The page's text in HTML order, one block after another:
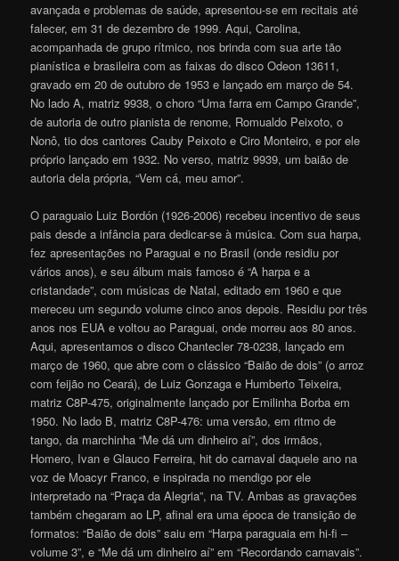
avançada e problemas de saúde, apresentou-se em recitais até
falecer, em 31 de dezembro de 1999. Aqui, Carolina,
acompanhada de grupo rítmico, nos brinda com sua arte tão
pianística e brasileira com as faixas do disco Odeon 13611,
gravado em 20 de outubro de 1953 e lançado em março de 54.
No lado A, matriz 9938, o choro “Uma farra em Campo Grande”,
de autoria de outro pianista de renome, Romualdo Peixoto, o
Nonô, tio dos cantores Cauby Peixoto e Ciro Monteiro, e por ele
próprio lançado em 1932. No verso, matriz 9939, um baião de
autoria dela própria, “Vem cá, meu amor”.
O paraguaio Luiz Bordón (1926-2006) recebeu incentivo de seus
pais desde a infância para dedicar-se à música. Com sua harpa,
fez apresentações no Paraguai e no Brasil (onde residiu por
vários anos), e seu álbum mais famoso é “A harpa e a
cristandade”, com músicas de Natal, editado em 1960 e que
mereceu um segundo volume cinco anos depois. Residiu por três
anos nos EUA e voltou ao Paraguai, onde morreu aos 80 anos.
Aqui, apresentamos o disco Chantecler 78-0238, lançado em
março de 1960, que abre com o clássico “Baião de dois” (o arroz
com feijão no Ceará), de Luiz Gonzaga e Humberto Teixeira,
matriz C8P-475, originalmente lançado por Emilinha Borba em
1950. No lado B, matriz C8P-476: uma versão, em ritmo de
tango, da marchinha “Me dá um dinheiro aí”, dos irmãos,
Homero, Ivan e Glauco Ferreira, hit do carnaval daquele ano na
voz de Moacyr Franco, e inspirada no mendigo por ele
interpretado na “Praça da Alegria”, na TV. Ambas as gravações
também chegaram ao LP, afinal era uma época de transição de
formatos: “Baião de dois” saiu em “Harpa paraguaia em hi-fi –
volume 3”, e “Me dá um dinheiro aí” em “Recordando carnavais”.